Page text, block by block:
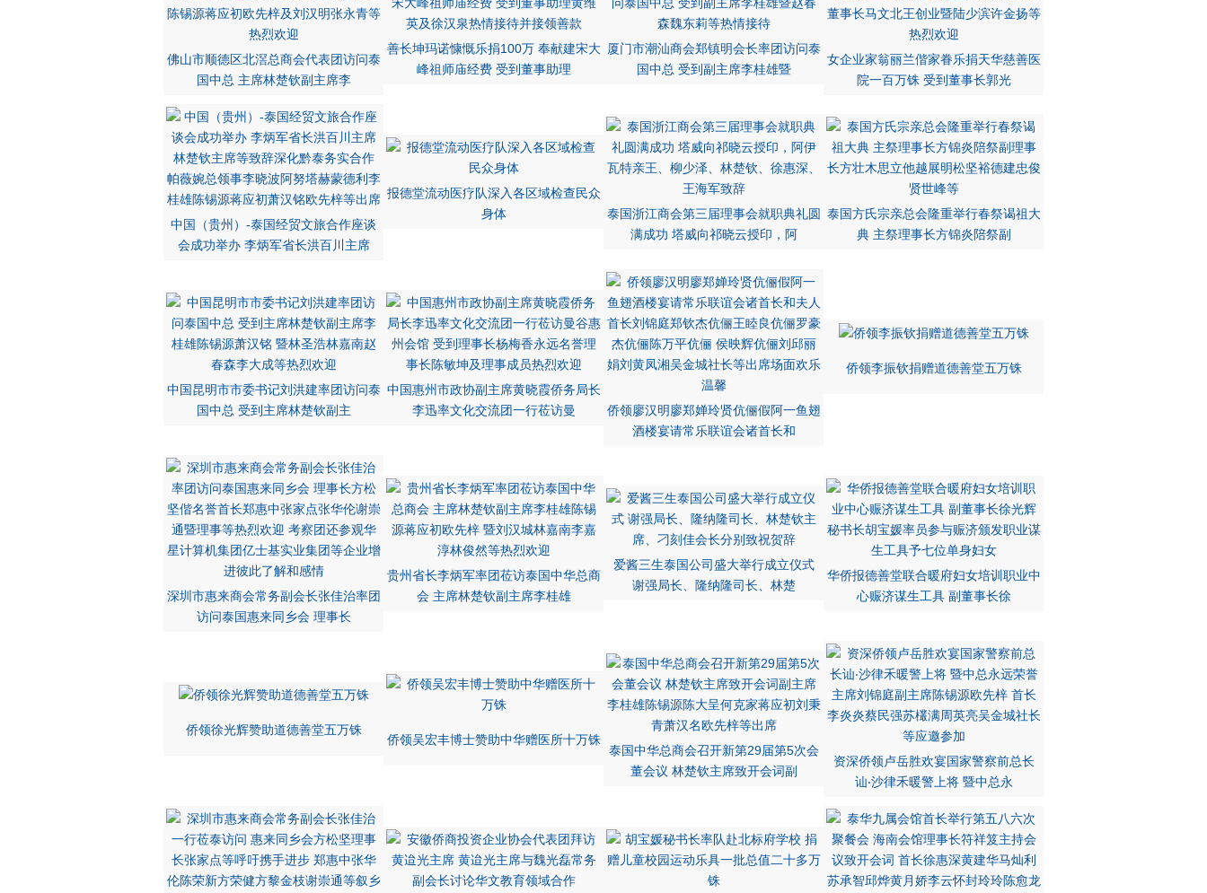
佛山市顺德区北滘总商会代表团访问泰
国中总 主席林楚钦副主席李
善长坤玛诺慷慨乐捐100万 奉献建宋大
峰祖师庙经费 受到董事助理
厦门市潮汕商会郑镇明会长率团访问泰
国中总 受到副主席李桂雄暨
女企业家翁丽兰偕家眷乐捐天华慈善医
院一百万铢 受到董事长郭光
中国（贵州）-泰国经贸文旅合作座谈
会成功举办 李炳军省长洪百川主席
报德堂流动医疗队深入各区域检查民众
身体
泰国浙江商会第三届理事会就职典礼圆
满成功 塔威向祁晓云授印，阿
泰国方氏宗亲总会隆重举行春祭谒祖大
典 主祭理事长方锦炎陪祭副
中国昆明市市委书记刘洪建率团访问泰
国中总 受到主席林楚钦副主
中国惠州市政协副主席黄晓霞侨务局长
李迅率文化交流团一行莅访曼
侨领廖汉明廖郑婵玲贤伉俪假阿一鱼翅
酒楼宴请常乐联谊会诸首长和
侨领李振钦捐赠道德善堂五万铢
深圳市惠来商会常务副会长张佳治率团
访问泰国惠来同乡会 理事长
贵州省长李炳军率团莅访泰国中华总商
会 主席林楚钦副主席李桂雄
爱酱三生泰国公司盛大举行成立仪式
谢强局长、隆纳隆司长、林楚
华侨报德善堂联合暖府妇女培训职业中
心赈济谋生工具 副董事长徐
侨领徐光辉赞助道德善堂五万铢
侨领吴宏丰博士赞助中华赠医所十万铢
泰国中华总商会召开新第29届第5次会
董会议 林楚钦主席致开会词副
资深侨领卢岳胜欢宴国家警察前总长
讪‧沙律禾暖警上将 暨中总永